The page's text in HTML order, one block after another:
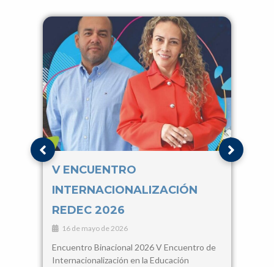
V ENCUENTRO
INTERNACIONALIZACIÓN
REDEC 2026
16 de mayo de 2026
Encuentro Binacional 2026 V Encuentro de
Internacionalización en la Educación